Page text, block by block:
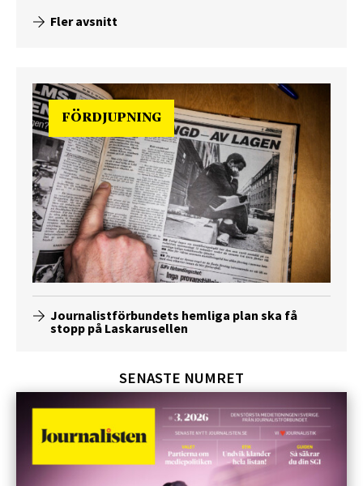
Fler avsnitt
FÖRDJUPNING
Journalistförbundets hemliga plan ska få
stopp på Laskarusellen
SENASTE NUMRET